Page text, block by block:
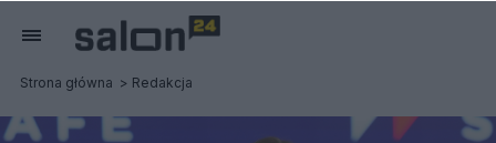
Strona główna Redakcja